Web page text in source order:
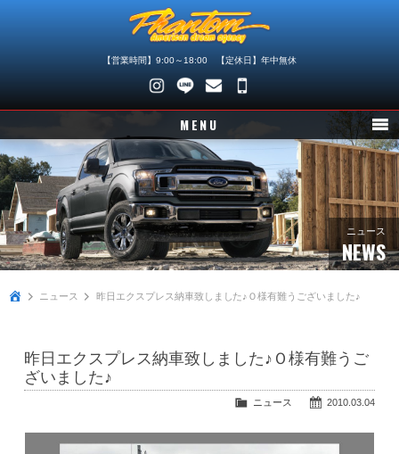
【営業時間】9:00～18:00 【定休日】年中無休
048-
745-
4446
MENU
ニュース
在庫車情報
パーツ情報
メンテナンス
買取査定
ニュース
NEWS
ニュース 昨日エクスプレス納車致しました♪Ｏ様有難うございました♪
昨日エクスプレス納車致しました♪Ｏ様有難うご
ざいました♪
2010.03.04
ニュース